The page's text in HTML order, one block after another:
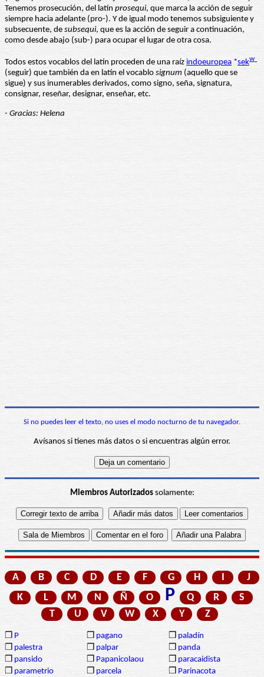
Tenemos prosecución, del latín prosequi, que marca la acción de seguir
siempre hacia adelante (pro-). Y de igual modo tenemos subsiguiente y
subsecuente, de subsequi, que es la acción de seguir a continuación,
como desde abajo (sub-) para ocupar el lugar de otra cosa.
Todos estos vocablos del latín proceden de una raíz indoeuropea *sekw-
(seguir) que también da en latín el vocablo signum (aquello que se
sigue) y sus inumerables derivados, como signo, seña, signatura,
consignar, reseñar, designar, enseñar, etc.
- Gracias: Helena
Si no puedes leer el texto, no uses el modo nocturno de tu navegador.
Avísanos si tienes más datos o si encuentras algún error.
Miembros Autorizadossolamente:
A B C D E F G H I
J
K
L M N Ñ O P Q R
S
T
U V W X Y Z
❒ P ❒ pagano ❒ paladín
❒ palestra ❒ palpar ❒ panda
❒ pansido ❒ Papanicolaou ❒ paracaidista
❒ parametrio ❒ parcela ❒ Parinacota